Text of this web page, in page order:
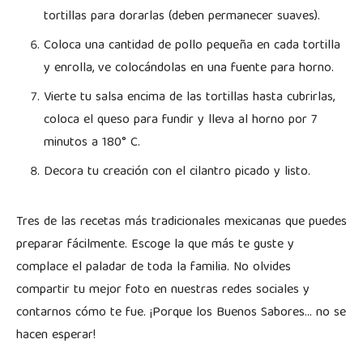
tortillas para dorarlas (deben permanecer suaves).
Coloca una cantidad de pollo pequeña en cada tortilla
y enrolla, ve colocándolas en una fuente para horno.
Vierte tu salsa encima de las tortillas hasta cubrirlas,
coloca el queso para fundir y lleva al horno por 7
minutos a 180° C.
Decora tu creación con el cilantro picado y listo.
Tres de las recetas más tradicionales mexicanas que puedes
preparar fácilmente. Escoge la que más te guste y
complace el paladar de toda la familia. No olvides
compartir tu mejor foto en nuestras redes sociales y
contarnos cómo te fue. ¡Porque los Buenos Sabores… no se
hacen esperar!